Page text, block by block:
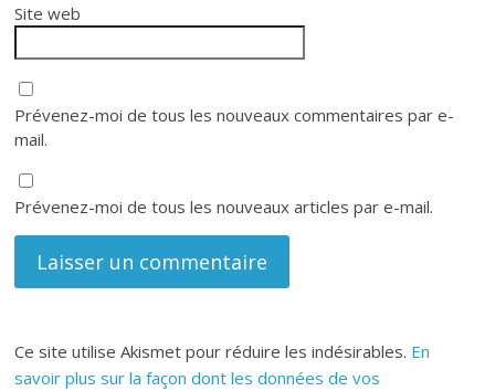
Site web
Prévenez-moi de tous les nouveaux commentaires par e-
mail.
Prévenez-moi de tous les nouveaux articles par e-mail.
Ce site utilise Akismet pour réduire les indésirables. En
savoir plus sur la façon dont les données de vos